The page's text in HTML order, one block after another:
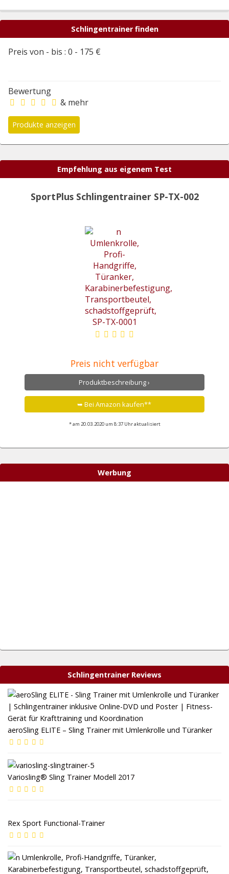
Schlingentrainer finden
Preis von - bis : 0 - 175 €
Bewertung
& mehr
Empfehlung aus eigenem Test
SportPlus Schlingentrainer SP-TX-002
Preis nicht verfügbar
Produktbeschreibung ›
➥ Bei Amazon kaufen**
* am 20.03.2020 um 8:37 Uhr aktualisiert
Werbung
Schlingentrainer Reviews
aeroSling ELITE – Sling Trainer mit Umlenkrolle und Türanker
Variosling® Sling Trainer Modell 2017
Rex Sport Functional-Trainer